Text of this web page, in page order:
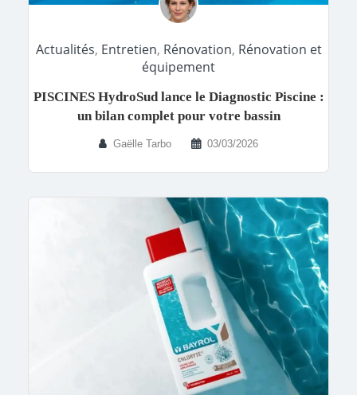
Actualités, Entretien, Rénovation, Rénovation et
équipement
PISCINES HydroSud lance le Diagnostic Piscine :
un bilan complet pour votre bassin
Gaëlle Tarbo 03/03/2026